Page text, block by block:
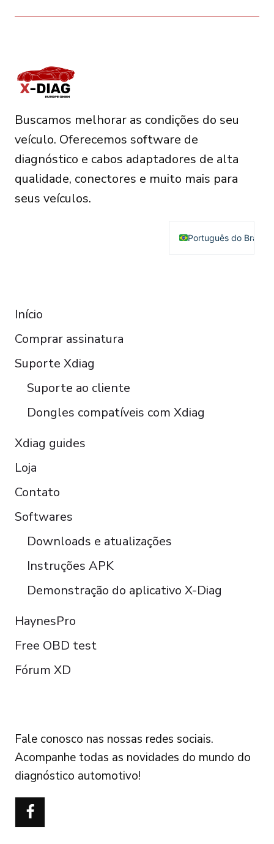
Buscamos melhorar as condições do seu
veículo. Oferecemos software de
diagnóstico e cabos adaptadores de alta
qualidade, conectores e muito mais para
seus veículos.
Português do Brasil
English
Início
Comprar assinatura
Suporte Xdiag
Suporte ao cliente
Dongles compatíveis com Xdiag
Xdiag guides
Loja
Contato
Softwares
Downloads e atualizações
Instruções APK
Demonstração do aplicativo X-Diag
HaynesPro
Free OBD test
Fórum XD
Fale conosco nas nossas redes sociais.
Acompanhe todas as novidades do mundo do
diagnóstico automotivo!